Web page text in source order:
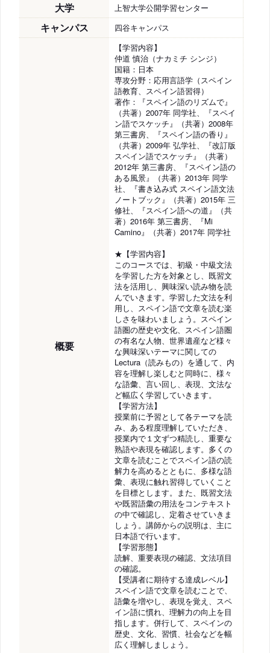
大学 上智大学公開学習センター
キャンパス 四谷キャンパス
概要
【学習内容】
仲道 慎治（ナカミチ シンジ）
国籍：日本
専攻分野：応用言語学（スペイン
語教育、スペイン語習得）
著作：『スペイン語のリズムで』
（共著）2007年 同学社、『スペイ
ン語でスケッチ』（共著）2008年
第三書房、『スペイン語の香り』
（共著）2009年 弘学社、『改訂版
スペイン語でスケッチ』（共著）
2012年 第三書房、『スペイン語の
ある風景』（共著）2013年 同学
社、『書き込み式 スペイン語文法
ノートブック』（共著）2015年 三
修社、『スペイン語への道』（共
著）2016年 第三書房、『Mi
Camino』（共著）2017年 同学社
★【学習内容】
このコースでは、初級・中級文法
を学習した方を対象とし、既習文
法を活用し、興味深い読み物を読
んでいきます。学習した文法を利
用し、スペイン語で文章を読む楽
しさを味わいましょう。スペイン
語圏の歴史や文化、スペイン語圏
の有名な人物、世界遺産など様々
な興味深いテーマに関しての
Lectura（読みもの）を通して、内
容を理解し楽しむと同時に、様々
な語彙、言い回し、表現、文法な
ど幅広く学習していきます。
【学習方法】
授業前に予習として各テーマを読
み、ある程度理解していただき、
授業内で１文ずつ精読し、重要な
熟語や表現を確認します。多くの
文章を読むことでスペイン語の読
解力を高めるとともに、多様な語
彙、表現に触れ習得していくこと
を目標とします。また、既習文法
や既習語彙の用法をコンテキスト
の中で確認し、定着させていきま
しょう。講師からの説明は、主に
日本語で行います。
【学習形態】
読解、重要表現の確認、文法項目
の確認。
【受講者に期待する達成レベル】
スペイン語で文章を読むことで、
語彙を増やし、表現を覚え、スペ
イン語に慣れ、理解力の向上を目
指します。併行して、スペインの
歴史、文化、習慣、社会などを幅
広く理解しましょう。